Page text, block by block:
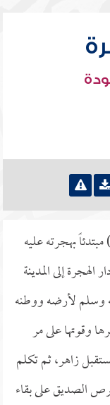
بهجرته عليه
إلى المدينة
وسلم لأرضه ووطنه
وقوتها على مر
زاهر، ثم تكلم
الصديق على بقاء